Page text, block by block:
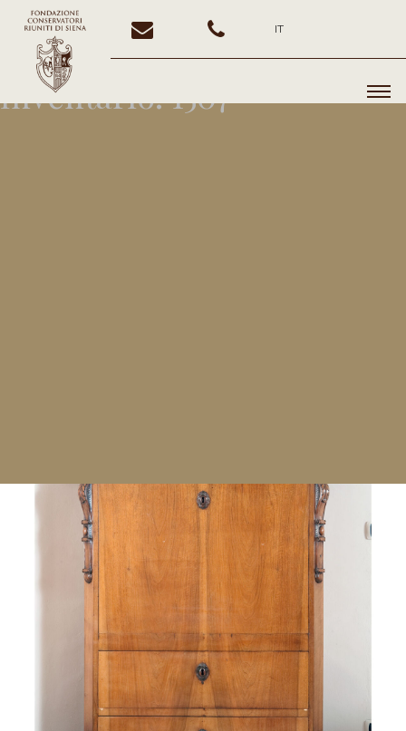
IT
Inventario:1507